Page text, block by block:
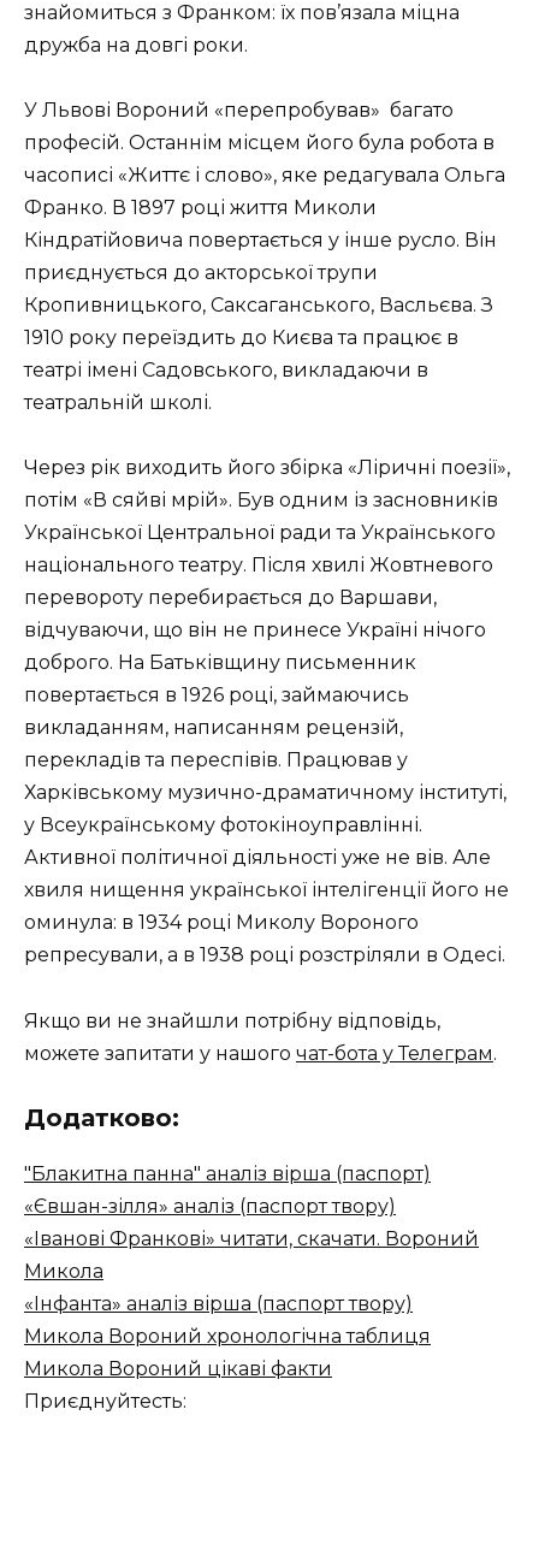
знайомиться з Франком: їх пов’язала міцна
дружба на довгі роки.
У Львові Вороний «перепробував» багато
професій. Останнім місцем його була робота в
часописі «Життє і слово», яке редагувала Ольга
Франко. В 1897 році життя Миколи
Кіндратійовича повертається у інше русло. Він
приєднується до акторської трупи
Кропивницького, Саксаганського, Васльєва. З
1910 року переїздить до Києва та працює в
театрі імені Садовського, викладаючи в
театральній школі.
Через рік виходить його збірка «Ліричні поезії»,
потім «В сяйві мрій». Був одним із засновників
Української Центральної ради та Українського
національного театру. Після хвилі Жовтневого
перевороту перебирається до Варшави,
відчуваючи, що він не принесе Україні нічого
доброго. На Батьківщину письменник
повертається в 1926 році, займаючись
викладанням, написанням рецензій,
перекладів та переспівів. Працював у
Харківському музично-драматичному інституті,
у Всеукраїнському фотокіноуправлінні.
Активної політичної діяльності уже не вів. Але
хвиля нищення української інтелігенції його не
оминула: в 1934 році Миколу Вороного
репресували, а в 1938 році розстріляли в Одесі.
Якщо ви не знайшли потрібну відповідь,
можете запитати у нашого чат-бота у Телеграм.
Додатково:
"Блакитна панна" аналіз вірша (паспорт)
«Євшан-зілля» аналіз (паспорт твору)
«Іванові Франкові» читати, скачати. Вороний
Микола
«Інфанта» аналіз вірша (паспорт твору)
Микола Вороний хронологічна таблиця
Микола Вороний цікаві факти
Приєднуйтесть: